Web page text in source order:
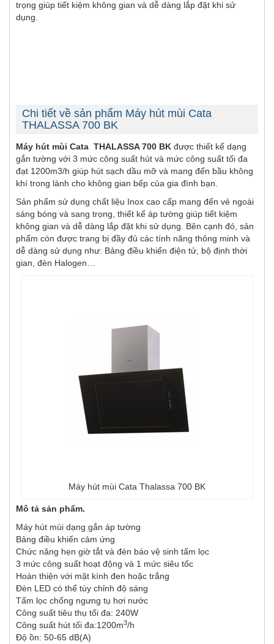
trọng giúp tiết kiệm không gian và dễ dàng lắp đặt khi sử
dụng.
Chi tiết về sản phẩm Máy hút mùi Cata
THALASSA 700 BK
Máy hút mùi Cata THALASSA 700 BK được thiết kế dạng
gắn tường với 3 mức công suất hút và mức công suất tối đa
đạt 1200m3/h giúp hút sạch dầu mỡ và mang đến bầu không
khí trong lành cho không gian bếp của gia đình bạn.
Sản phẩm sử dụng chất liệu Inox cao cấp mang đến vẻ ngoài
sáng bóng và sang trọng, thiết kế áp tường giúp tiết kiệm
không gian và dễ dàng lắp đặt khi sử dụng. Bên cạnh đó, sản
phẩm còn được trang bị đầy đủ các tính năng thông minh và
dễ dàng sử dụng như: Bảng điều khiển điện tử, bộ định thời
gian, đèn Halogen…
Máy hút mùi Cata Thalassa 700 BK
Mô tả sản phẩm.
Máy hút mùi dạng gắn áp tường
Bảng điều khiển cảm ứng
Chức năng hẹn giờ tắt và đèn báo vệ sinh tấm lọc
3 mức công suất hoạt động và 1 mức siêu tốc
Hoàn thiện với mặt kính đen hoặc trắng
Đèn LED có thể tùy chỉnh độ sáng
Tấm lọc chống ngưng tụ hơi nước
Công suất tiêu thụ tối đa: 240W
Công suất hút tối đa:1200m3/h
Độ ồn: 50-65 dB(A)